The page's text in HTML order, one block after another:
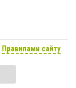
Правилами сайту